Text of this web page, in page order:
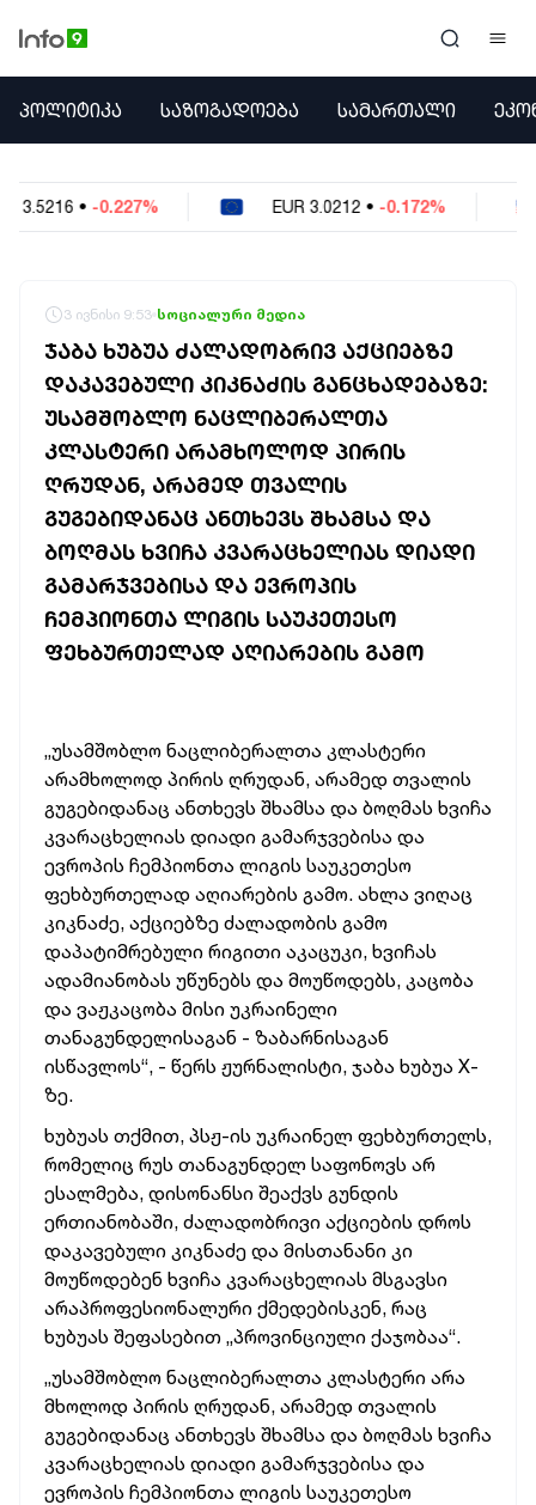
ᲞᲝᲚᲘᲢᲘᲙᲐ
ᲔᲙᲝᲜᲝᲛᲘᲙᲐ
ᲣᲪᲮᲝᲔᲗᲘ
ᲐᲛᲘᲜᲓᲘ
ᲡᲐᲛᲮᲔᲓᲠᲝ
ᲠᲔᲒᲘᲝᲜᲘ
ᲘᲜᲢᲔᲠᲕᲘᲣ
ᲑᲘᲖᲜᲔᲡᲘ
ᲞᲝᲚᲘᲢᲘᲙᲐ ᲡᲐᲖᲝᲒᲐᲓᲝᲔᲑᲐ ᲡᲐᲛᲐᲠᲗᲐᲚᲘ
EUR 3.0212 -0.172% USD 2.621 -
3 ივნისი 9:53 სოციალური მედია
ᲯᲐᲑᲐ ᲮᲣᲑᲣᲐ ᲫᲐᲚᲐᲓᲝᲑᲠᲘᲕ ᲐᲥᲪᲘᲔᲑᲖᲔ
ᲓᲐᲙᲐᲕᲔᲑᲣᲚᲘ ᲙᲘᲙᲜᲐᲫᲘᲡ ᲒᲐᲜᲪᲮᲐᲓᲔᲑᲐᲖᲔ:
ᲣᲡᲐᲛᲨᲝᲑᲚᲝ ᲜᲐᲪᲚᲘᲑᲔᲠᲐᲚᲗᲐ
ᲙᲚᲐᲡᲢᲔᲠᲘ ᲐᲠᲐᲛᲮᲝᲚᲝᲓ ᲞᲘᲠᲘᲡ
ᲦᲠᲣᲓᲐᲜ, ᲐᲠᲐᲛᲔᲓ ᲗᲕᲐᲚᲘᲡ
ᲒᲣᲒᲔᲑᲘᲓᲐᲜᲐᲪ ᲐᲜᲗᲮᲔᲕᲡ ᲨᲮᲐᲛᲡᲐ ᲓᲐ
ᲑᲝᲦᲛᲐᲡ ᲮᲕᲘᲩᲐ ᲙᲕᲐᲠᲐᲪᲮᲔᲚᲘᲐᲡ ᲓᲘᲐᲓᲘ
ᲒᲐᲛᲐᲠᲯᲕᲔᲑᲘᲡᲐ ᲓᲐ ᲔᲕᲠᲝᲞᲘᲡ
ᲩᲔᲛᲞᲘᲝᲜᲗᲐ ᲚᲘᲒᲘᲡ ᲡᲐᲣᲙᲔᲗᲔᲡᲝ
ᲤᲔᲮᲑᲣᲠᲗᲔᲚᲐᲓ ᲐᲦᲘᲐᲠᲔᲑᲘᲡ ᲒᲐᲛᲝ
„უსამშობლო ნაცლიბერალთა კლასტერი
არამხოლოდ პირის ღრუდან, არამედ თვალის
გუგებიდანაც ანთხევს შხამსა და ბოღმას ხვიჩა
კვარაცხელიას დიადი გამარჯვებისა და
ევროპის ჩემპიონთა ლიგის საუკეთესო
ფეხბურთელად აღიარების გამო. ახლა ვიღაც
კიკნაძე, აქციებზე ძალადობის გამო
დაპატიმრებული რიგითი აკაცუკი, ხვიჩას
ადამიანობას უწუნებს და მოუწოდებს, კაცობა
და ვაჟკაცობა მისი უკრაინელი
თანაგუნდელისაგან - ზაბარნისაგან
ისწავლოს“, - წერს ჟურნალისტი, ჯაბა ხუბუა X-
ზე.
ხუბუას თქმით, პსჟ-ის უკრაინელ ფეხბურთელს,
რომელიც რუს თანაგუნდელ საფონოვს არ
ესალმება, დისონანსი შეაქვს გუნდის
ერთიანობაში, ძალადობრივი აქციების დროს
დაკავებული კიკნაძე და მისთანანი კი
მოუწოდებენ ხვიჩა კვარაცხელიას მსგავსი
არაპროფესიონალური ქმედებისკენ, რაც
ხუბუას შეფასებით „პროვინციული ქაჯობაა“.
„უსამშობლო ნაცლიბერალთა კლასტერი არა
მხოლოდ პირის ღრუდან, არამედ თვალის
გუგებიდანაც ანთხევს შხამსა და ბოღმას ხვიჩა
კვარაცხელიას დიადი გამარჯვებისა და
ევროპის ჩემპიონთა ლიგის საუკეთესო